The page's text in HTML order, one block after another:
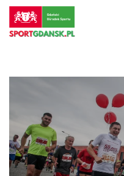
treści
Przejdź
do